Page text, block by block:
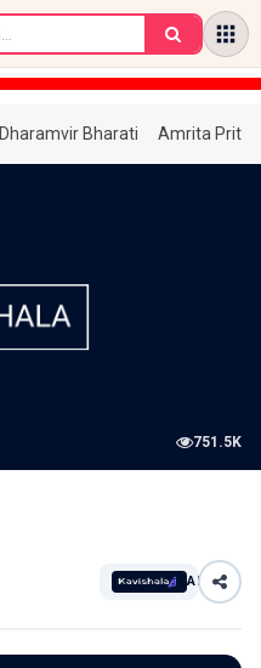
Dharamvir Bharati Amrita
751.5K
AI